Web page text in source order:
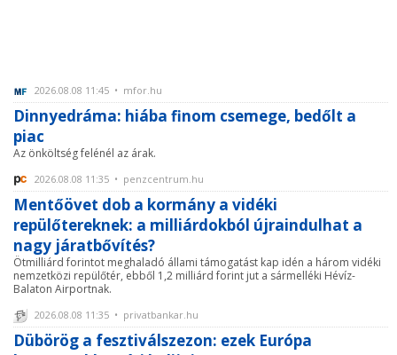
2026.08.08 11:45 • mfor.hu
Dinnyedráma: hiába finom csemege, bedőlt a
piac
Az önköltség felénél az árak.
2026.08.08 11:35 • penzcentrum.hu
Mentőövet dob a kormány a vidéki
repülőtereknek: a milliárdokból újraindulhat a
nagy járatbővítés?
Ötmilliárd forintot meghaladó állami támogatást kap idén a három vidéki
nemzetközi repülőtér, ebből 1,2 milliárd forint jut a sármelléki Hévíz-
Balaton Airportnak.
2026.08.08 11:35 • privatbankar.hu
Dübörög a fesztiválszezon: ezek Európa